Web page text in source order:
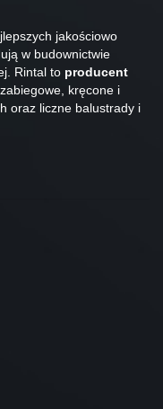
jakościowo
w budownictwie
Rintal to producent
kręcone i
oraz liczne balustrady i